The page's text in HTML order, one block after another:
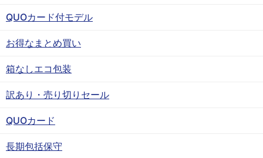
QUOカード付モデル
お得なまとめ買い
箱なしエコ包装
訳あり・売り切りセール
QUOカード
長期包括保守